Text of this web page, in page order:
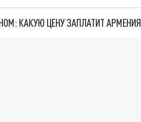
КАКУЮ ЦЕНУ ЗАПЛАТИТ